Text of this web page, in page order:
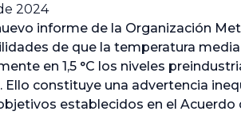
2024
informe de la Organización
de que la temperatura
en 1,5 °C los niveles
Ello constituye una advertencia
establecidos en el